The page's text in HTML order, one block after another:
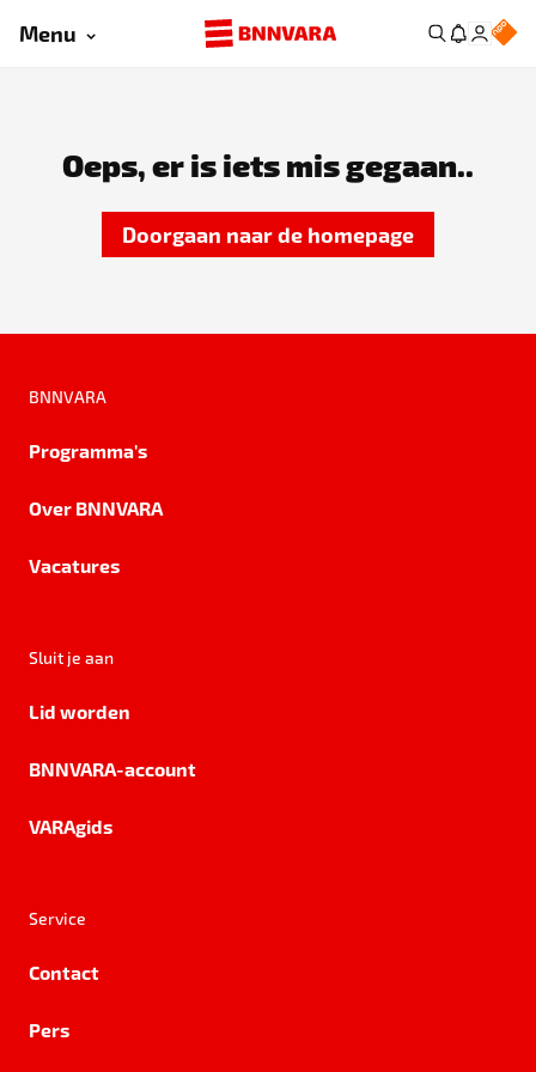
Menu
Oeps, er is iets mis gegaan..
Doorgaan naar de homepage
BNNVARA
Programma's
Over BNNVARA
Vacatures
Sluit je aan
Lid worden
BNNVARA-account
VARAgids
Service
Contact
Pers